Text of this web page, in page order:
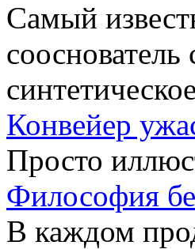
Самый
Конвейер
Просто
Философия
В каждом